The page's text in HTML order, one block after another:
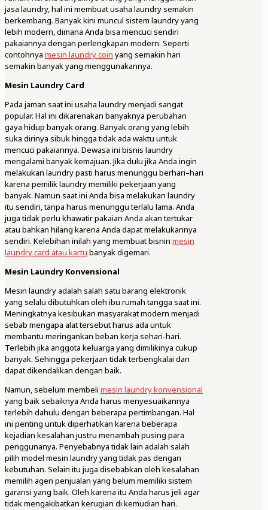
jasa laundry, hal ini membuat usaha laundry semakin
berkembang. Banyak kini muncul sistem laundry yang
lebih modern, dimana Anda bisa mencuci sendiri
pakaiannya dengan perlengkapan modern. Seperti
contohnya mesin laundry coin yang semakin hari
semakin banyak yang menggunakannya.
Mesin Laundry Card
Pada jaman saat ini usaha laundry menjadi sangat
popular. Hal ini dikarenakan banyaknya perubahan
gaya hidup banyak orang. Banyak orang yang lebih
suka dirinya sibuk hingga tidak ada waktu untuk
mencuci pakaiannya. Dewasa ini bisnis laundry
mengalami banyak kemajuan. Jika dulu jika Anda ingin
melakukan laundry pasti harus menunggu berhari–hari
karena pemilik laundry memiliki pekerjaan yang
banyak. Namun saat ini Anda bisa melakukan laundry
itu sendiri, tanpa harus menunggu terlalu lama. Anda
juga tidak perlu khawatir pakaian Anda akan tertukar
atau bahkan hilang karena Anda dapat melakukannya
sendiri. Kelebihan inilah yang membuat bisnin mesin
laundry card atau kartu banyak digemari.
Mesin Laundry Konvensional
Mesin laundry adalah salah satu barang elektronik
yang selalu dibutuhkan oleh ibu rumah tangga saat ini.
Meningkatnya kesibukan masyarakat modern menjadi
sebab mengapa alat tersebut harus ada untuk
membantu meringankan beban kerja sehari-hari.
Terlebih jika anggota keluarga yang dimilikinya cukup
banyak. Sehingga pekerjaan tidak terbengkalai dan
dapat dikendalikan dengan baik.
Namun, sebelum membeli mesin laundry konvensional
yang baik sebaiknya Anda harus menyesuaikannya
terlebih dahulu dengan beberapa pertimbangan. Hal
ini penting untuk diperhatikan karena beberapa
kejadian kesalahan justru menambah pusing para
penggunanya. Penyebabnya tidak lain adalah salah
pilih model mesin laundry yang tidak pas dengan
kebutuhan. Selain itu juga disebabkan oleh kesalahan
memilih agen penjualan yang belum memiliki sistem
garansi yang baik. Oleh karena itu Anda harus jeli agar
tidak mengakibatkan kerugian di kemudian hari.